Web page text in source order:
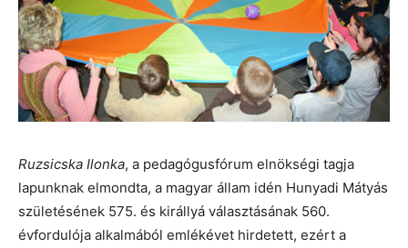
Ruzsicska Ilonka, a pedagógusfórum elnökségi tagja
lapunknak elmondta, a magyar állam idén Hunyadi Mátyás
születésének 575. és királlyá választásának 560.
évfordulója alkalmából emlékévet hirdetett, ezért a